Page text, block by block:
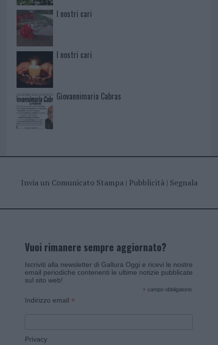
I nostri cari
I nostri cari
Giovannimaria Cabras
Invia un Comunicato Stampa| Pubblicità| Segnala
Vuoi rimanere sempre aggiornato?
Iscriviti alla newsletter di Gallura Oggi e ricevi le nostre
email periodiche contenenti le ultime notizie pubblicate
sul sito web!
* campo obbligatorio
Indirizzo email *
Privacy